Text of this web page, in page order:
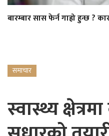
बारम्बार सास फेर्न गाह्रो हुन्छ ?
समाचार
स्वास्थ्य